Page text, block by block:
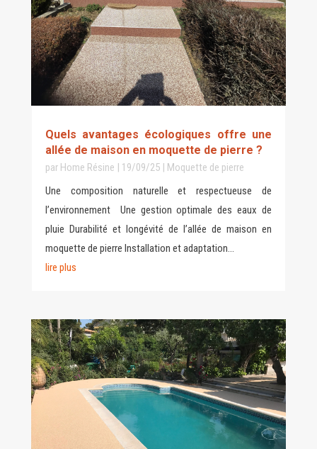
Quels avantages écologiques offre une
allée de maison en moquette de pierre ?
par Home Résine | 19/09/25| Moquette de pierre
Une composition naturelle et respectueuse de
l’environnement Une gestion optimale des eaux de
pluie Durabilité et longévité de l’allée de maison en
moquette de pierre Installation et adaptation...
lire plus